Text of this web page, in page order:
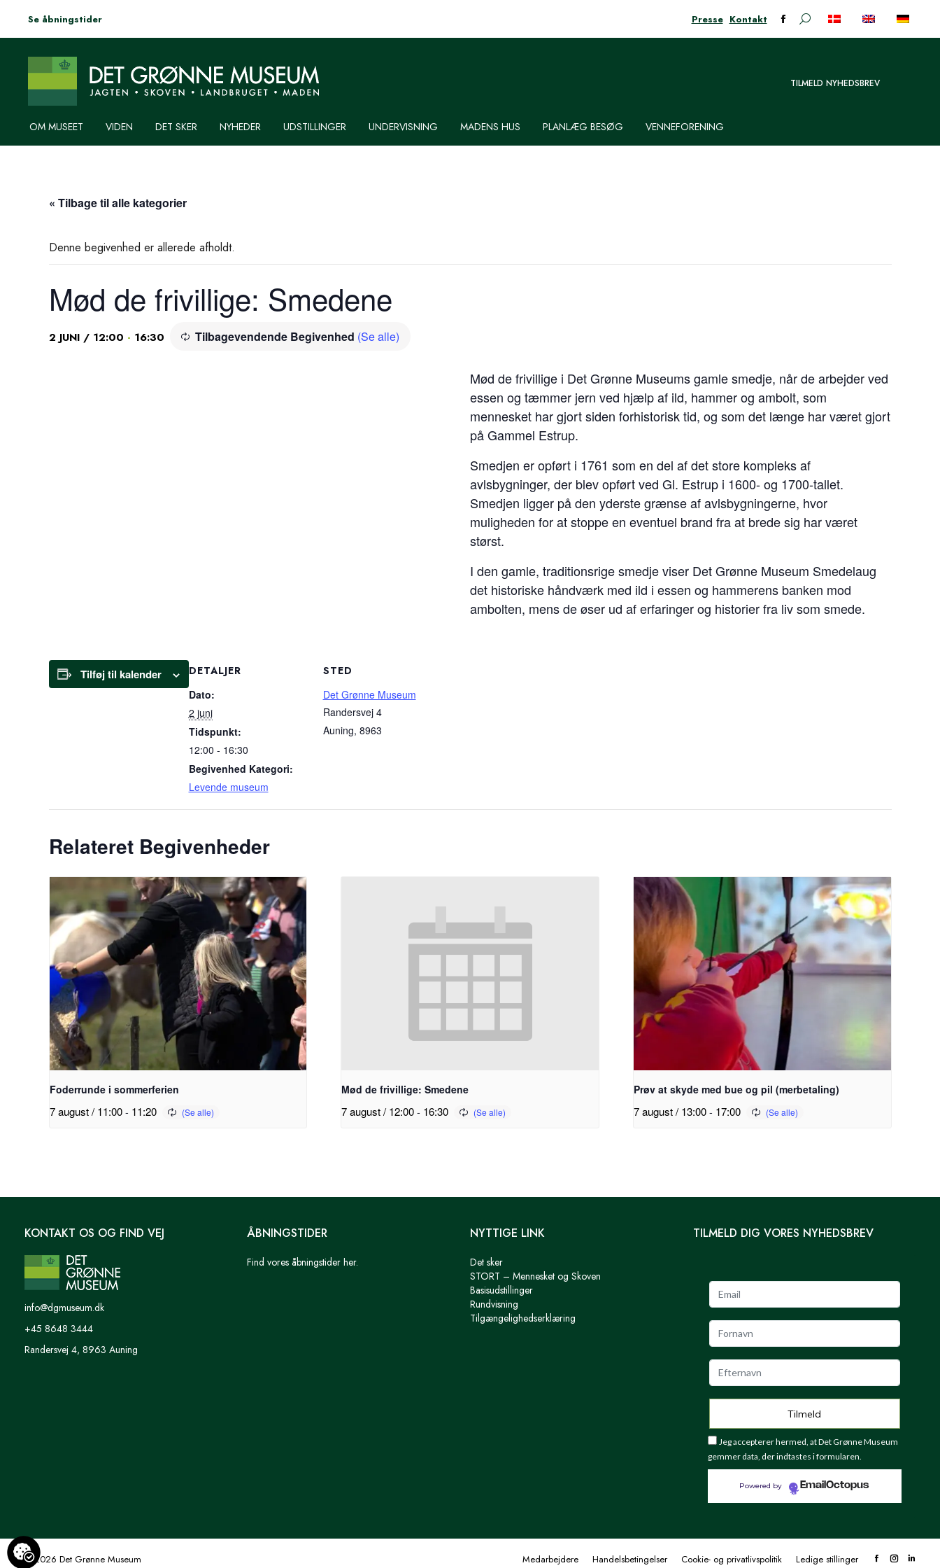
Se åbningstider Presse Kontakt
Facebook-
Søge:
TILMELD NYHEDSBREV
OM MUSEET VIDEN DET SKER NYHEDER UDSTILLINGER UNDERVISNING MADENS HUS PLANLÆG BESØG VENNEFORENING
« Tilbage til alle kategorier
Denne begivenhed er allerede afholdt.
Mød de frivillige: Smedene
2 JUNI / 12:00 - 16:30 Tilbagevendende Begivenhed (Se alle)
Mød de frivillige i Det Grønne Museums gamle smedje, når de arbejder ved
essen og tæmmer jern ved hjælp af ild, hammer og ambolt, som
mennesket har gjort siden forhistorisk tid, og som det længe har været gjort
på Gammel Estrup.
Smedjen er opført i 1761 som en del af det store kompleks af
avlsbygninger, der blev opført ved Gl. Estrup i 1600- og 1700-tallet.
Smedjen ligger på den yderste grænse af avlsbygningerne, hvor
muligheden for at stoppe en eventuel brand fra at brede sig har været
størst.
I den gamle, traditionsrige smedje viser Det Grønne Museum Smedelaug
det historiske håndværk med ild i essen og hammerens banken mod
ambolten, mens de øser ud af erfaringer og historier fra liv som smede.
Tilføj til kalender
DETALJER
Dato:
2 juni
Tidspunkt:
12:00 - 16:30
Begivenhed Kategori:
Levende museum
STED
Det Grønne Museum
Randersvej 4
Auning, 8963
Relateret Begivenheder
Foderrunde i sommerferien
7 august / 11:00 - 11:20
Mød de frivillige: Smedene
7 august / 12:00 - 16:30
Prøv at skyde med bue og pil (merbetaling)
7 august / 13:00- 17:00
KONTAKT OS OG FIND VEJ
info@dgmuseum.dk
+45 8648 3444
Randersvej 4, 8963 Auning
ÅBNINGSTIDER
Find vores åbningstider her.
NYTTIGE LINK
Det sker
STORT – Mennesket og Skoven
Basisudstillinger
Rundvisning
Tilgængelighedserklæring
TILMELD DIG VORES NYHEDSBREV
Jeg accepterer hermed, at Det Grønne Museum
gemmer data, der indtastes i formularen.
Powered by EmailOctopus
© 2026 Det Grønne Museum Medarbejdere Handelsbetingelser Cookie- og privatlivspolitik Ledige stillinger Facebook
Instagram